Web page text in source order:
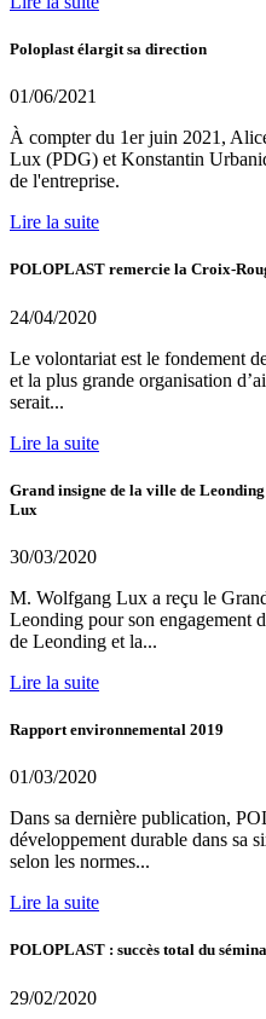
Poloplast élargit sa direction
01/06/2021
À compter du 1er juin 2021,
Lux (PDG) et Konstantin
de l'entreprise.
Lire la suite
POLOPLAST remercie la Croix-
24/04/2020
Le volontariat est le fondement
et la plus grande organisation
serait...
Lire la suite
Grand insigne de la ville de
Lux
30/03/2020
M. Wolfgang Lux a reçu le
Leonding pour son engagement
de Leonding et la...
Lire la suite
Rapport environnemental 2019
01/03/2020
Dans sa dernière publication,
développement durable dans sa
selon les normes...
Lire la suite
POLOPLAST : succès total du
29/02/2020